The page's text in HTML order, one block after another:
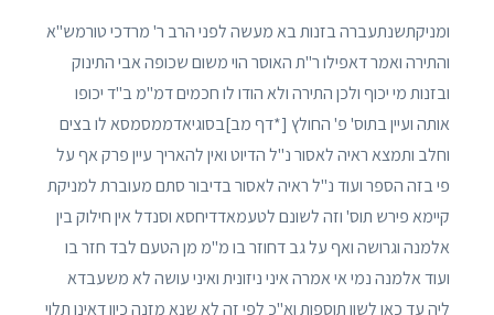
ומניקתשנתעברה בזנות בא מעשה לפני הרב ר' מרדכי טורמש"א
והתירה ואמר דאפילו ר"ת האוסר הוי משום שכופה אבי התינוק
ובזנות מי יכוף ולכן התירה ולא הודו לו חכמים דמ"מ ב"ד יכופו
אותה ועיין בתוס' פ' החולץ [*דף מב]בסוגיאדממסמסא לו בצים
וחלב ותמצא ראיה לאסור נ"ל הדיוט ואין להאריך עיין פרק אף על
פי בזה הספר ועוד נ"ל ראיה לאסור בדיבור סתם מעוברת למניקת
קיימא פירש תוס' וזה לשונם לטעמאדדיחסא וסנדל אין חילוק בין
אלמנה וגרושה ואף על גב דחוזר בו מ"מ מן הטעם לבד חזר בו
ועוד אלמנה נמי אי אמרה איני ניזונית ואיני עושה לא משעבדא
ליה עד כאן לשון תוספות וא"כ לפי זה לא שנא מזנה כיון דאינו תלוי